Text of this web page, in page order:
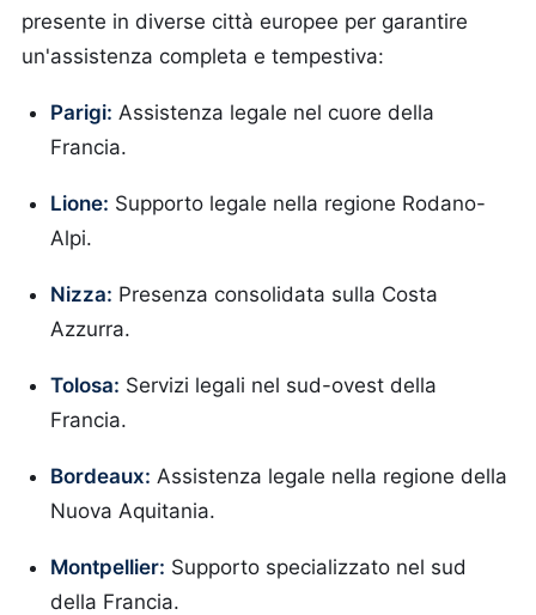
presente in diverse città europee per garantire
un'assistenza completa e tempestiva:
Parigi: Assistenza legale nel cuore della
Francia.
Lione: Supporto legale nella regione Rodano-
Alpi.
Nizza: Presenza consolidata sulla Costa
Azzurra.
Tolosa: Servizi legali nel sud-ovest della
Francia.
Bordeaux: Assistenza legale nella regione della
Nuova Aquitania.
Montpellier: Supporto specializzato nel sud
della Francia.